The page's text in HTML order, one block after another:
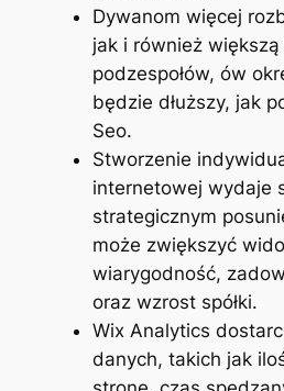
Dywanom więcej
jak i również
podzespołów, ów
będzie dłuższy, jak
Seo.
Stworzenie
internetowej wydaje
strategicznym
może zwiększyć
wiarygodność,
oraz wzrost spółki.
Wix Analytics
danych, takich jak